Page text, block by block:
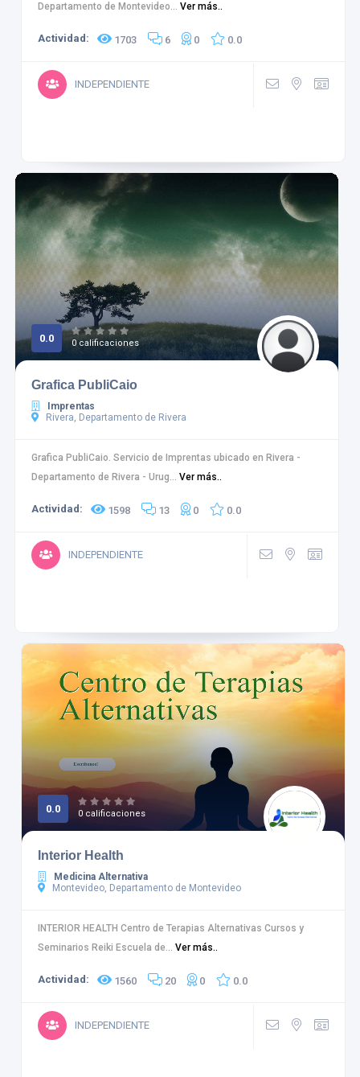
Departamento de Montevideo... Ver más..
Actividad: 1703 6 0 0.0
INDEPENDIENTE
0.0 0 calificaciones
Grafica PubliCaio
Imprentas
Rivera, Departamento de Rivera
Grafica PubliCaio. Servicio de Imprentas ubicado en Rivera -
Departamento de Rivera - Urug... Ver más..
Actividad: 1598 13 0 0.0
INDEPENDIENTE
0.0 0 calificaciones
Interior Health
Medicina Alternativa
Montevideo, Departamento de Montevideo
INTERIOR HEALTH Centro de Terapias Alternativas Cursos y
Seminarios Reiki Escuela de... Ver más..
Actividad: 1560 20 0 0.0
INDEPENDIENTE